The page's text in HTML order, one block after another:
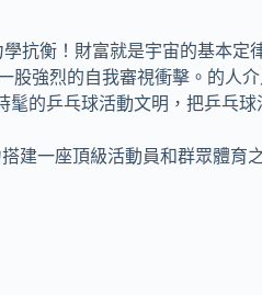
抗衡！財富就是宇宙的基本定
強烈的自我審視衝擊。的人
的乒乓球活動文明，把乒乓球
一座頂級活動員和群眾體育